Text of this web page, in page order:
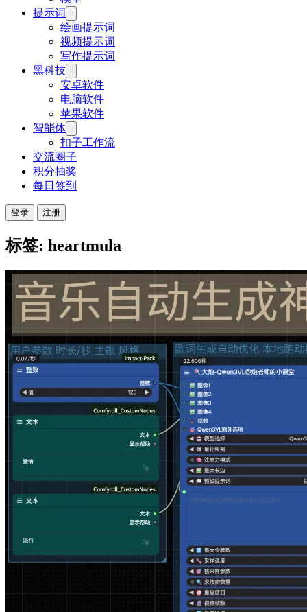
提示词
绘画提示词
视频提示词
写作提示词
黑科技
安卓软件
电脑软件
苹果软件
智能体
扣子工作流
交流圈子
积分抽奖
每日签到
登录 注册
标签: heartmula